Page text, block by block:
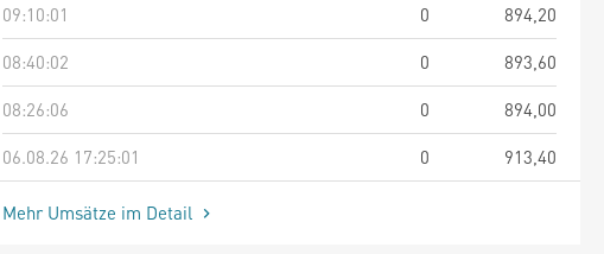
09:10:01
0
894,20
08:40:02
0
893,60
08:26:06
0
894,00
06.08.26 17:25:01
0 913,40
Mehr Umsätze im Detail